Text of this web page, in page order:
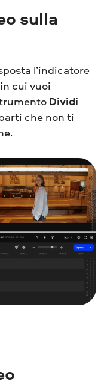
sulla
l’indicatore
cui vuoi
Dividi
che non ti